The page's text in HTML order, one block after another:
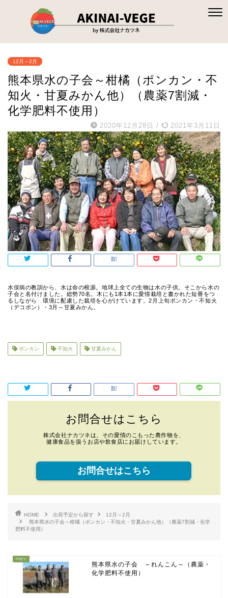
12月～2月
熊本県水の子会～柑橘（ポンカン・不
知火・甘夏みかん他）（農薬7割減・
化学肥料不使用）
2020年12月28日 / 2021年3月11日
水俣病の教訓から、水は命の根源。地球上全ての生物は水の子供。そこから水の
子会と名付けました。総勢70名。木にも1本1本に愛情栽培と書かれた短冊をつ
るしながら 環境に配慮した栽培を心がけています。2月上旬ポンカン・不知火
（デコポン）・3月～甘夏みかん。
ポンカン 不知火 甘夏みかん
お問合せはこちら
株式会社ナカツネは、その愛情のこもった農作物を、
健康食品を扱うお店や飲食店にお届けしています。
お問合せはこちら
HOME 出荷予定から探す
12月～2月
熊本県水の子会～柑橘（ポンカン・不知火・甘夏みかん他）（農薬7割減・化学
肥料不使用）
熊本県水の子会 ～れんこん～（農薬・
化学肥料不使用）